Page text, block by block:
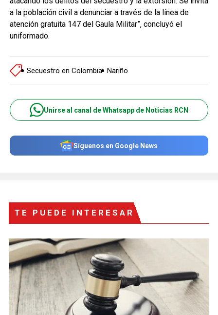
a la población civil a denunciar a través de la línea de
atención gratuita 147 del Gaula Militar”, concluyó el
uniformado.
Secuestro en Colombia Nariño
Unirse al canal de Whatsapp de Noticias RCN
Síguenos en Google News
TE PUEDE INTERESAR